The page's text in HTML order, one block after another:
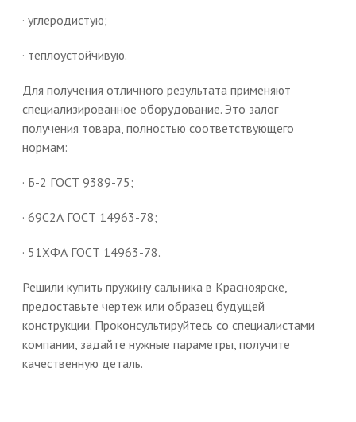
· углеродистую;
· теплоустойчивую.
Для получения отличного результата применяют
специализированное оборудование. Это залог
получения товара, полностью соответствующего
нормам:
· Б-2 ГОСТ 9389-75;
· 69С2А ГОСТ 14963-78;
· 51ХФА ГОСТ 14963-78.
Решили купить пружину сальника в Красноярске,
предоставьте чертеж или образец будущей
конструкции. Проконсультируйтесь со специалистами
компании, задайте нужные параметры, получите
качественную деталь.